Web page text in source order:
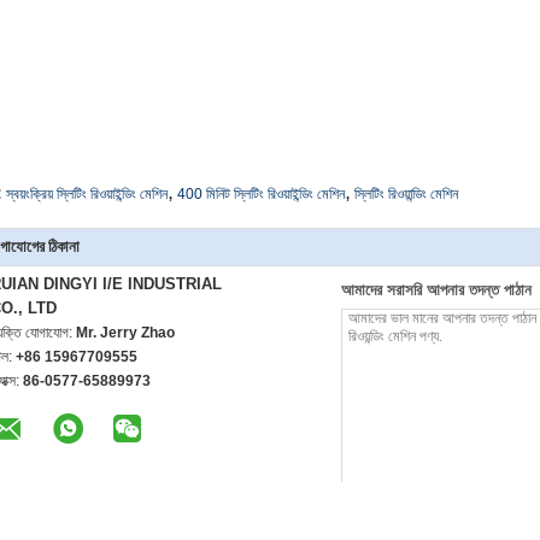
স্বয়ংক্রিয় স্লিটিং রিওয়াইন্ডিং মেশিন, 400 মিনিট স্লিটিং রিওয়াইন্ডিং মেশিন, স্লিটিং রিওয়ান্ডিং মেশিন
ঠিকানা
DINGYI I/E INDUSTRIAL
LTD
যোগাযোগ: Mr. Jerry Zhao
+86 15967709555
86-0577-65889973
আমাদের সরাসরি আপনার তদন্ত পাঠান